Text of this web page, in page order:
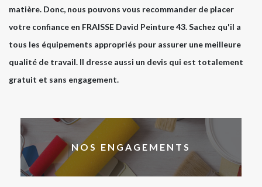
matière. Donc, nous pouvons vous recommander de placer
votre confiance en FRAISSE David Peinture 43. Sachez qu'il a
tous les équipements appropriés pour assurer une meilleure
qualité de travail. Il dresse aussi un devis qui est totalement
gratuit et sans engagement.
NOS ENGAGEMENTS